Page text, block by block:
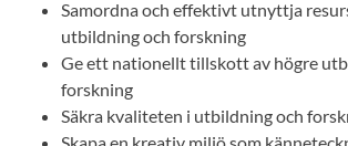
Samordna och effektivt utnyttja
utbildning och forskning
Ge ett nationellt tillskott av högre
forskning
Säkra kvaliteten i utbildning och